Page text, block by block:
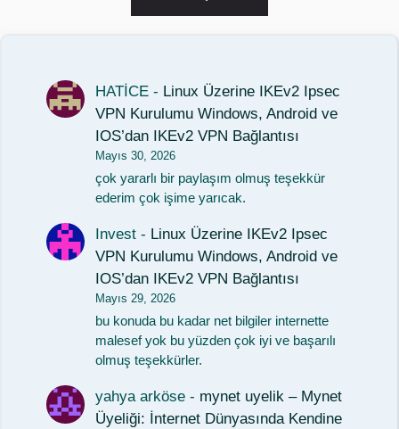
HATİCE - Linux Üzerine IKEv2 Ipsec
VPN Kurulumu Windows, Android ve
IOS’dan IKEv2 VPN Bağlantısı
Mayıs 30, 2026
çok yararlı bir paylaşım olmuş teşekkür
ederim çok işime yarıcak.
Invest - Linux Üzerine IKEv2 Ipsec
VPN Kurulumu Windows, Android ve
IOS’dan IKEv2 VPN Bağlantısı
Mayıs 29, 2026
bu konuda bu kadar net bilgiler internette
malesef yok bu yüzden çok iyi ve başarılı
olmuş teşekkürler.
yahya arköse - mynet uyelik – Mynet
Üyeliği: İnternet Dünyasında Kendine